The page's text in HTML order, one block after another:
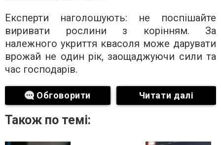
Експерти наголошують: не поспішайте
виривати рослини з корінням. За
належного укриття квасоля може дарувати
врожай не один рік, заощаджуючи сили та
час господарів.
Обговорити Читати далі
Також по темі: